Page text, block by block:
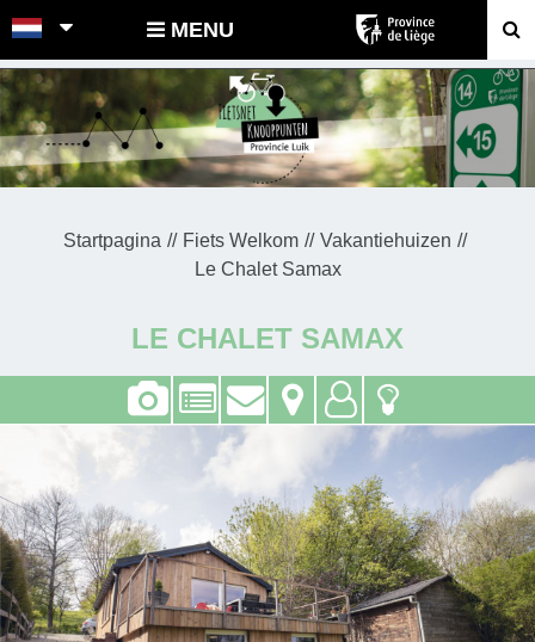
POINTS-NOEUDS MENU
Startpagina Fiets Welkom
Vakantiehuizen
Le Chalet Samax
LE CHALET SAMAX